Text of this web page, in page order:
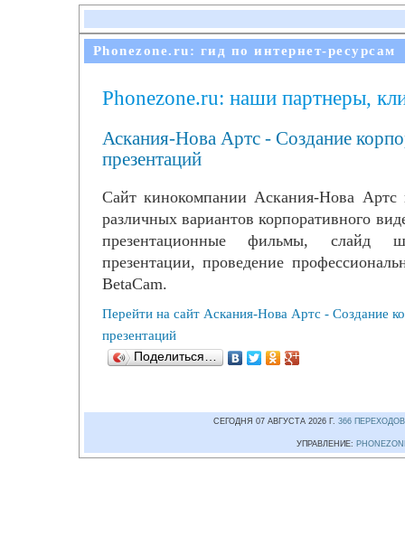
Phonezone.ru: гид по интернет-ресурсам
Phonezone.ru: наши партнеры,
Аскания-Нова Артс - Создание
презентаций
Сайт кинокомпании Аскания-Нова Артс
различных вариантов корпоративного
презентационные фильмы, слайд
презентации, проведение
BetaCam.
Перейти на сайт Аскания-Нова Артс - Создание
презентаций
Поделиться…
СЕГОДНЯ 07 АВГУСТА 2026 Г. 366 ПЕРЕХОДОВ
УПРАВЛЕНИЕ: